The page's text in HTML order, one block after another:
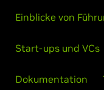
Einblicke von
Start-ups und VCs
Dokumentation